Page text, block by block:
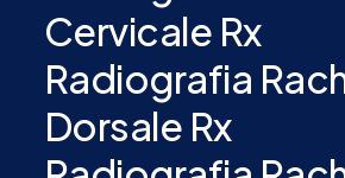
Cervicale Rx
Radiografia
Dorsale Rx